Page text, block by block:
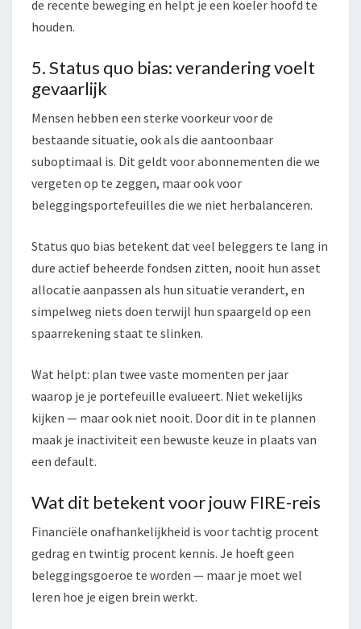
de recente beweging en helpt je een koeler hoofd te
houden.
5. Status quo bias: verandering voelt
gevaarlijk
Mensen hebben een sterke voorkeur voor de
bestaande situatie, ook als die aantoonbaar
suboptimaal is. Dit geldt voor abonnementen die we
vergeten op te zeggen, maar ook voor
beleggingsportefeuilles die we niet herbalanceren.
Status quo bias betekent dat veel beleggers te lang in
dure actief beheerde fondsen zitten, nooit hun asset
allocatie aanpassen als hun situatie verandert, en
simpelweg niets doen terwijl hun spaargeld op een
spaarrekening staat te slinken.
Wat helpt: plan twee vaste momenten per jaar
waarop je je portefeuille evalueert. Niet wekelijks
kijken — maar ook niet nooit. Door dit in te plannen
maak je inactiviteit een bewuste keuze in plaats van
een default.
Wat dit betekent voor jouw FIRE-reis
Financiële onafhankelijkheid is voor tachtig procent
gedrag en twintig procent kennis. Je hoeft geen
beleggingsgoeroe te worden — maar je moet wel
leren hoe je eigen brein werkt.